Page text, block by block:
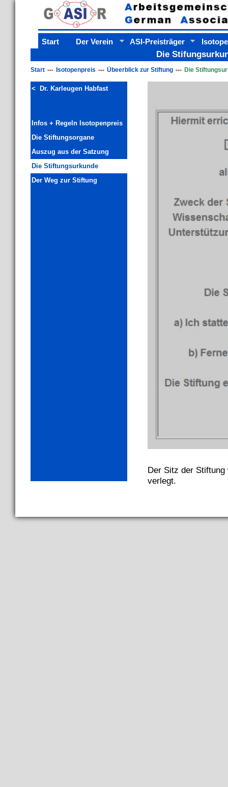
Der Sitz der Stiftung
verlegt.
Start Isotopenpreis Übeerblick zur Stiftung Die
< Dr. Karleugen Habfast
Infos + Regeln Isotopenpreis
Die Stiftungsorgane
Auszug aus der Satzung
Die Stiftungsurkunde
Der Weg zur Stiftung
Die
Start Der Verein ASI-Preisträger